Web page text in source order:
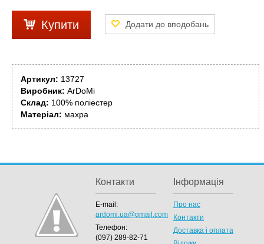
Купити
Артикул: 13727
Виробник: ArDoMi
Склад: 100% поліестер
Матеріал: махра
Контакти
E-mail:
ardomi.ua@gmail.com
Телефон:
(097) 289-82-71
Інформація
Про нас
Контакти
Доставка і оплата